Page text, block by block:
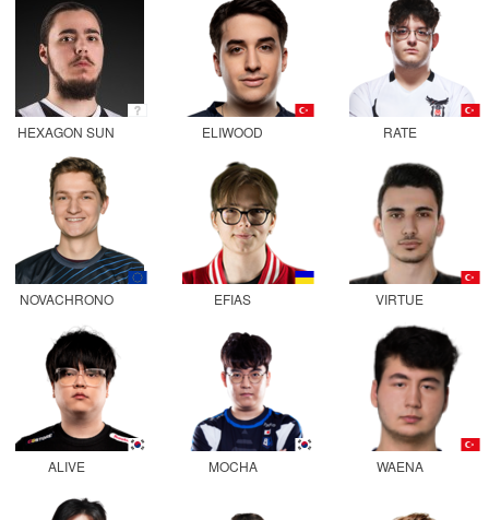
HEXAGON SUN ELIWOOD RATE
NOVACHRONO EFIAS VIRTUE
ALIVE MOCHA WAENA